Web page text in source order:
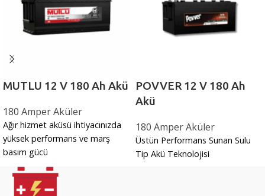
MUTLU 12 V 180 Ah Akü
180 Amper Aküler
Ağır hizmet aküsü ihtiyacınızda
yüksek performans ve marş
basım gücü
POVVER 12 V 180 Ah
Akü
180 Amper Aküler
Üstün Performans Sunan Sulu
Tip Akü Teknolojisi